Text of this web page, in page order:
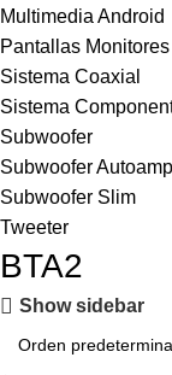
Multimedia Android
Pantallas Monitores
Sistema Coaxial
Sistema
Subwoofer
Subwoofer
Subwoofer Slim
Tweeter
BTA2
Show sidebar